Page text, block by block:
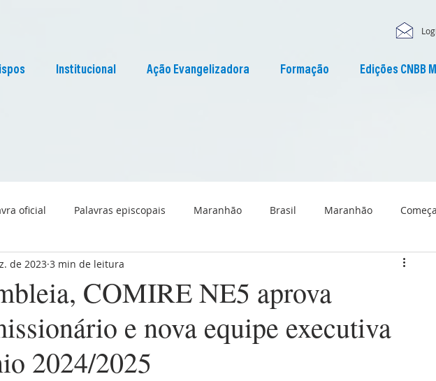
Institucional Ação Evangelizadora Formação Edições CNBB
oficial Palavras episcopais Maranhão Brasil Maranhão
Liturgia Pascom Maranhão
COMIRE NE5 aprova
e nova equipe executiva
2024/2025
de 2023 3 min de leitura